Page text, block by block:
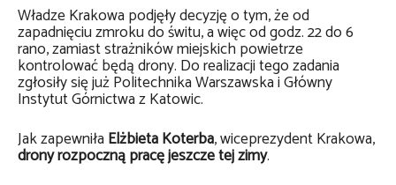
Władze Krakowa podjęły decyzję o tym, że od
zapadnięciu zmroku do świtu, a więc od godz. 22 do 6
rano, zamiast strażników miejskich powietrze
kontrolować będą drony. Do realizacji tego zadania
zgłosiły się już Politechnika Warszawska i Główny
Instytut Górnictwa z Katowic.
Jak zapewniłaElżbieta Koterba, wiceprezydent Krakowa,
drony rozpoczną pracę jeszcze tej zimy.